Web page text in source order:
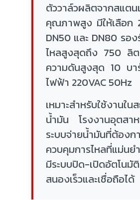
ตัววาล์วผลิตจากสแตน
คุณภาพสูง มีให้เลือก
DN50 และ DN80 รอ
ไหลสูงสุดถึง 750 ลิ
ความดันสูงสุด 10 บา
ไฟฟ้า 220VAC 50Hz
เหมาะสำหรับใช้งานใน
น้ำมัน โรงงานอุตสา
ระบบจ่ายน้ำมันที่ต้องก
ควบคุมการไหลที่แม่นย
มีระบบปิด-เปิดอัตโนมั
สนองเร็วและเชื่อถือได้